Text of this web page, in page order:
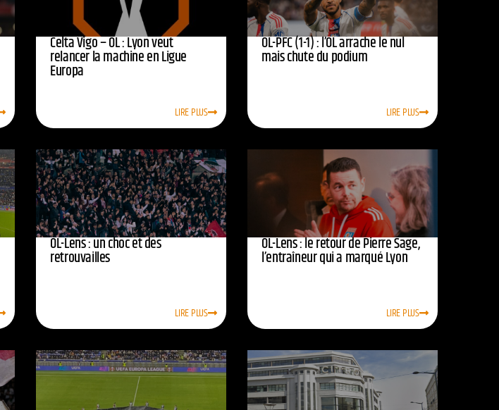
Celta Vigo – OL : Lyon veut
relancer la machine en Ligue
Europa
LIRE PLUS
OL-PFC (1-1) : l’OL arrache le nul
mais chute du podium
LIRE PLUS
OL-Lens : un choc et des
retrouvailles
LIRE PLUS
OL-Lens : le retour de Pierre Sage,
l’entraîneur qui a marqué Lyon
LIRE PLUS